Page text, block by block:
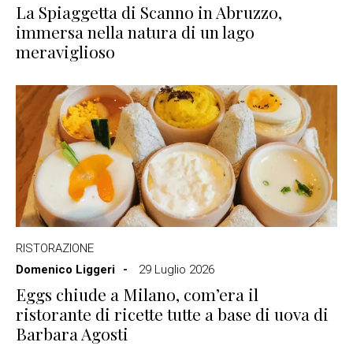
La Spiaggetta di Scanno in Abruzzo,
immersa nella natura di un lago
meraviglioso
RISTORAZIONE
Domenico Liggeri
29 Luglio 2026
Eggs chiude a Milano, com’era il
ristorante di ricette tutte a base di uova di
Barbara Agosti